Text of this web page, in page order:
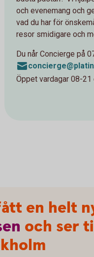
och evenemang och
vad du har för
resor smidigare och
Du når Concierge på
Öppet vardagar 08-
en helt
och ser